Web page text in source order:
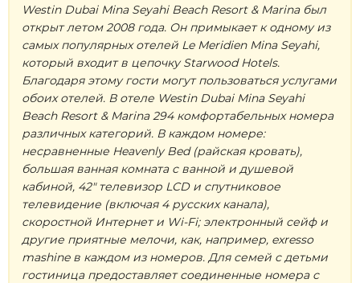
Westin Dubai Mina Seyahi Beach Resort & Marina был
открыт летом 2008 года. Он примыкает к одному из
самых популярных отелей Le Meridien Mina Seyahi,
который входит в цепочку Starwood Hotels.
Благодаря этому гости могут пользоваться услугами
обоих отелей. В отеле Westin Dubai Mina Seyahi
Beach Resort & Marina 294 комфортабельных номера
различных категорий. В каждом номере:
несравненные Heavenly Bed (райская кровать),
большая ванная комната с ванной и душевой
кабиной, 42" телевизор LCD и спутниковое
телевидение (включая 4 русских канала),
скоростной Интернет и Wi-Fi; электронный сейф и
другие приятные мелочи, как, например, exresso
mashine в каждом из номеров. Для семей с детьми
гостиница предоставляет соединенные номера с